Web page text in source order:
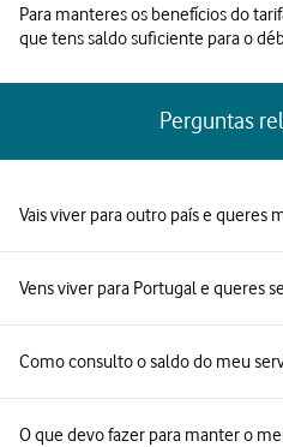
Para manteres os benefícios do
que tens saldo suficiente para o
Perguntas
Vais viver para outro país e queres
Vens viver para Portugal e queres
Como consulto o saldo do meu
O que devo fazer para manter o